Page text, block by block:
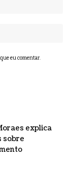
eu comentar.
explica
sobre